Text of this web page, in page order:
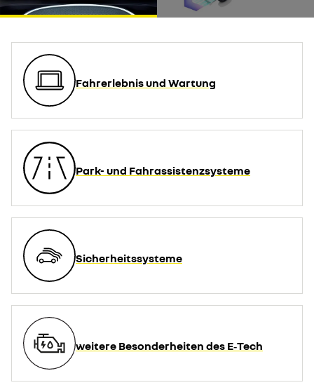
alle akzeptieren
Fahrerlebnis und Wartung
Park- und Fahrassistenzsysteme
Sicherheitssysteme
weitere Besonderheiten des E‑Tech